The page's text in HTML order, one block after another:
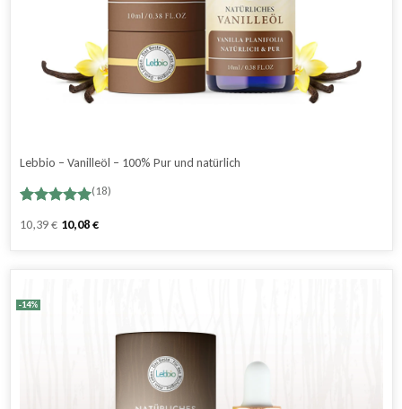
Lebbio – Vanilleöl – 100% Pur und natürlich
mit5.00
(18)
10,39€
Ursprünglicher
10,08€
Aktueller
-14%